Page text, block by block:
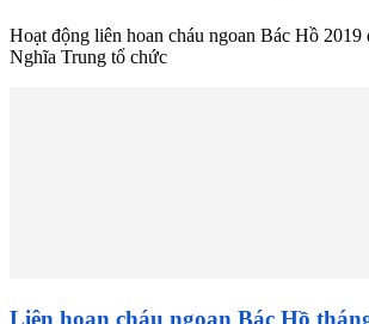
Hoạt động liên hoan cháu ngoan Bác Hồ
Nghĩa Trung tổ chức
Liên hoan cháu ngoan Bác Hồ